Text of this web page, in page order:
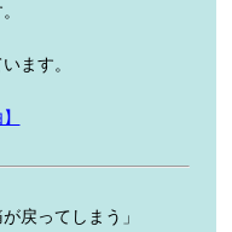
ます。
戻ってしまう」